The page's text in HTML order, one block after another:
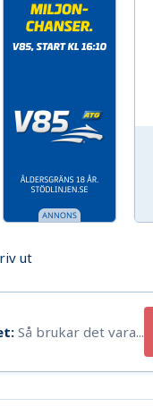
ut
Så brukar det vara...